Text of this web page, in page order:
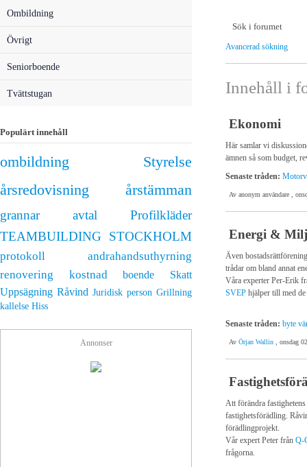
Ombildning
Övrigt
Seniorboende
Tvättstugan
Populärt innehåll
ombildning
Styrelse
årsredovisning
årstämman
grannar avtal
Profilkläder
TEAMBUILDING STOCKHOLM
protokoll
andrahandsuthyrning
renovering
kostnad boende
Skatt
Uppsägning Råvind Juridisk person Grillning
kallelse Hiss
Annonser
Avancerad sökning
Innehåll i
Ekonomi
Här samlar vi
ämnen så som budget,
Senaste tråden:
Av anonym användare ,
Energi &
Även
trådar om bland annat
Våra experter Per-Erik
SVEP hjälper till med
Senaste tråden: byte
Av Örjan Wallin , onsdag
Att förändra
fastighetsförädling.
förädlingprojekt.
Vår expert Peter från Q-
frågorna.